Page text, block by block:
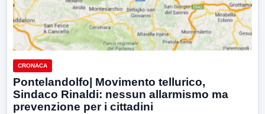
CRONACA
Pontelandolfo| Movimento tellurico,
Sindaco Rinaldi: nessun allarmismo ma
prevenzione per i cittadini